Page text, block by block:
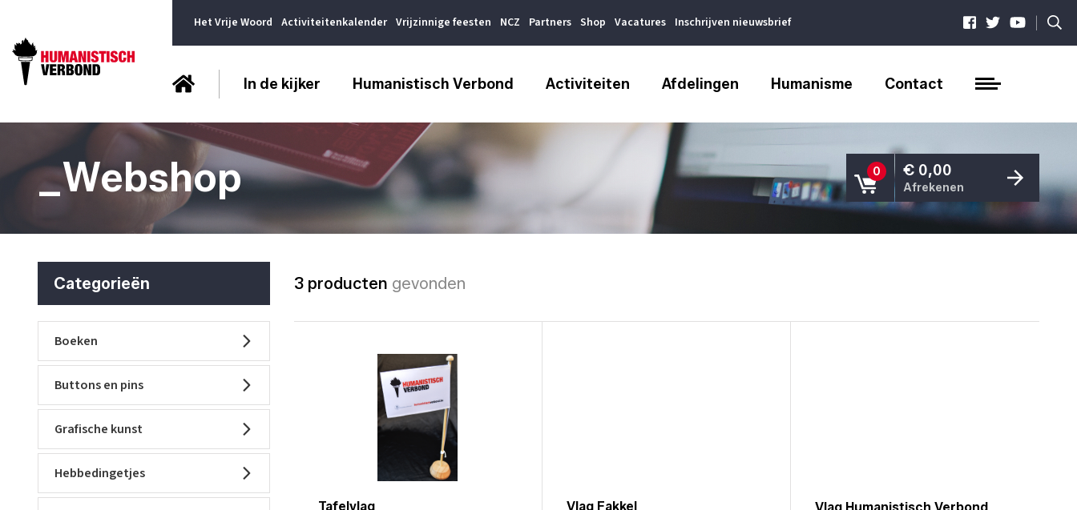
Het Vrije Woord Activiteitenkalender Vrijzinnige feesten NCZ Partners Shop Vacatures Inschrijven nieuwsbrief |
In de kijker Humanistisch Verbond Activiteiten Afdelingen Humanisme Contact
_Webshop 0 € 0,00
Afrekenen
Categorieën
Boeken
Buttons en pins
Grafische kunst
Hebbedingetjes
3 producten gevonden
Tafelvlag Vlag Fakkel